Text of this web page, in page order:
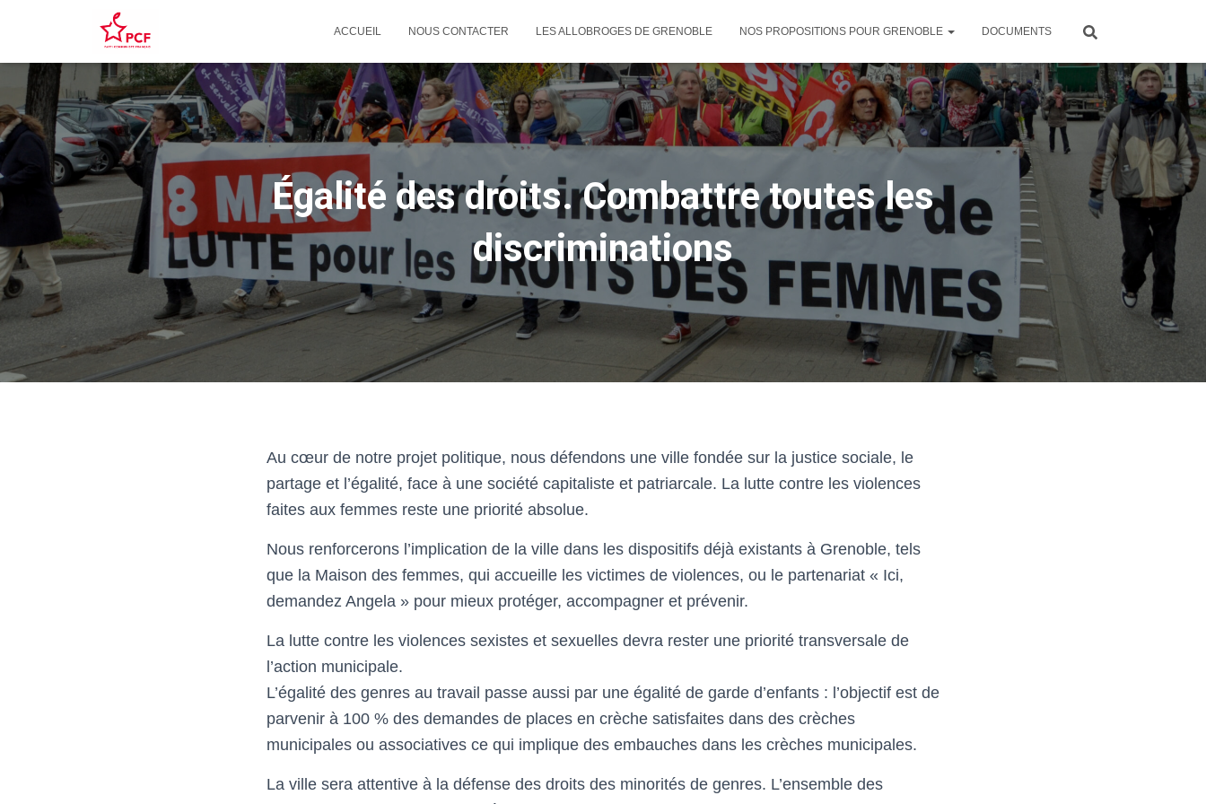
ACCUEIL NOUS CONTACTER LES ALLOBROGES DE GRENOBLE NOS PROPOSITIONS POUR GRENOBLE DOCUMENTS
Égalité des droits. Combattre toutes les
discriminations
Au cœur de notre projet politique, nous défendons une ville fondée sur la justice sociale, le
partage et l’égalité, face à une société capitaliste et patriarcale. La lutte contre les violences
faites aux femmes reste une priorité absolue.
Nous renforcerons l’implication de la ville dans les dispositifs déjà existants à Grenoble, tels
que la Maison des femmes, qui accueille les victimes de violences, ou le partenariat « Ici,
demandez Angela » pour mieux protéger, accompagner et prévenir.
La lutte contre les violences sexistes et sexuelles devra rester une priorité transversale de
l’action municipale.
L’égalité des genres au travail passe aussi par une égalité de garde d’enfants : l’objectif est de
parvenir à 100 % des demandes de places en crèche satisfaites dans des crèches
municipales ou associatives ce qui implique des embauches dans les crèches municipales.
La ville sera attentive à la défense des droits des minorités de genres. L’ensemble des